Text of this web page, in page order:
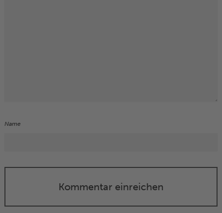
Name
Kommentar einreichen